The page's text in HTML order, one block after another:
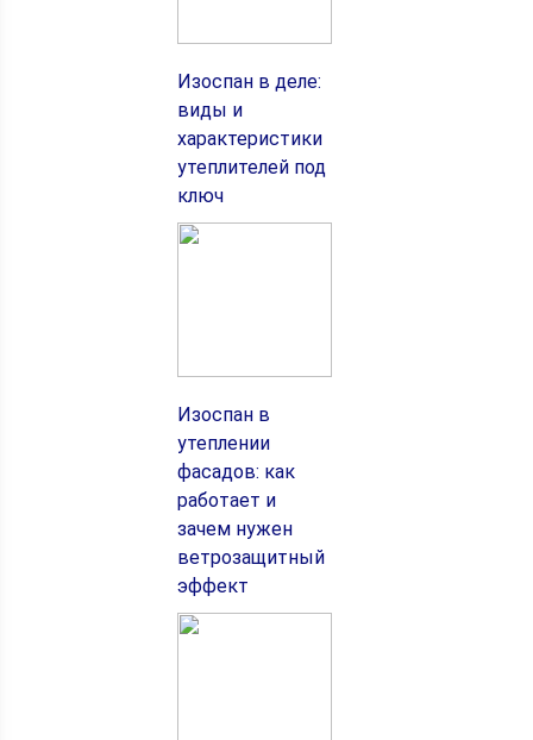
Изоспан в деле:
виды и
характеристики
утеплителей под
ключ
Изоспан в
утеплении
фасадов: как
работает и
зачем нужен
ветрозащитный
эффект